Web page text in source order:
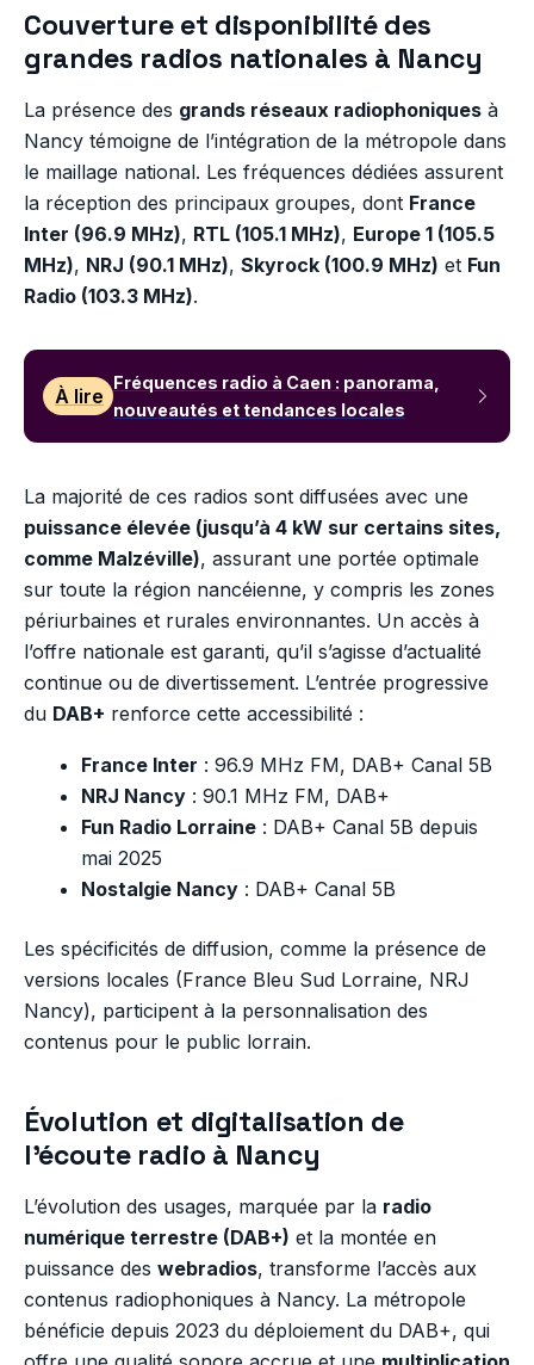
Couverture et disponibilité des
grandes radios nationales à Nancy
La présence des grands réseaux radiophoniques à
Nancy témoigne de l’intégration de la métropole dans
le maillage national. Les fréquences dédiées assurent
la réception des principaux groupes, dont France
Inter (96.9 MHz), RTL (105.1 MHz), Europe 1 (105.5
MHz), NRJ (90.1 MHz), Skyrock (100.9 MHz) et Fun
Radio (103.3 MHz).
À lire
Fréquences radio à Caen : panorama,
nouveautés et tendances locales
La majorité de ces radios sont diffusées avec une
puissance élevée (jusqu’à 4 kW sur certains sites,
comme Malzéville), assurant une portée optimale
sur toute la région nancéienne, y compris les zones
périurbaines et rurales environnantes. Un accès à
l’offre nationale est garanti, qu’il s’agisse d’actualité
continue ou de divertissement. L’entrée progressive
du DAB+ renforce cette accessibilité :
France Inter : 96.9 MHz FM, DAB+ Canal 5B
NRJ Nancy : 90.1 MHz FM, DAB+
Fun Radio Lorraine : DAB+ Canal 5B depuis
mai 2025
Nostalgie Nancy : DAB+ Canal 5B
Les spécificités de diffusion, comme la présence de
versions locales (France Bleu Sud Lorraine, NRJ
Nancy), participent à la personnalisation des
contenus pour le public lorrain.
Évolution et digitalisation de
l’écoute radio à Nancy
L’évolution des usages, marquée par la radio
numérique terrestre (DAB+) et la montée en
puissance des webradios, transforme l’accès aux
contenus radiophoniques à Nancy. La métropole
bénéficie depuis 2023 du déploiement du DAB+, qui